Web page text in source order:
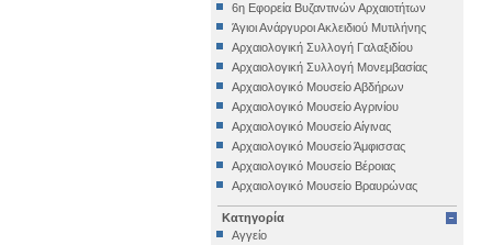
6η Εφορεία Βυζαντινών Αρχαιοτήτων
Άγιοι Ανάργυροι Ακλειδιού Μυτιλήνης
Αρχαιολογική Συλλογή Γαλαξιδίου
Αρχαιολογική Συλλογή Μονεμβασίας
Αρχαιολογικό Μουσείο Αβδήρων
Αρχαιολογικό Μουσείο Αγρινίου
Αρχαιολογικό Μουσείο Αίγινας
Αρχαιολογικό Μουσείο Άμφισσας
Αρχαιολογικό Μουσείο Βέροιας
Αρχαιολογικό Μουσείο Βραυρώνας
Αρχαιολογικό Μουσείο Δελφών
Αρχαιολογικό Μουσείο Ηγουμενίτσας
Κατηγορία
Αγγείο